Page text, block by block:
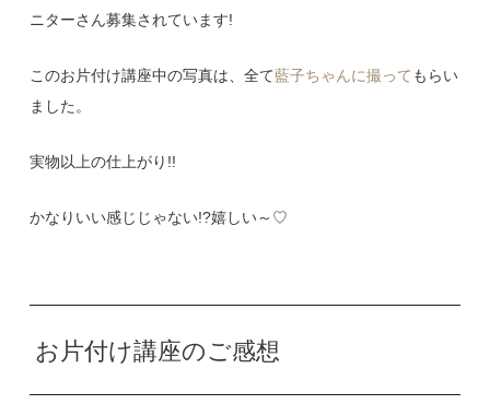
ニターさん募集されています!
このお片付け講座中の写真は、全て藍子ちゃんに撮って もらい
ました。
実物以上の仕上がり!!
かなりいい感じじゃない!?嬉しい～♡
お片付け講座のご感想